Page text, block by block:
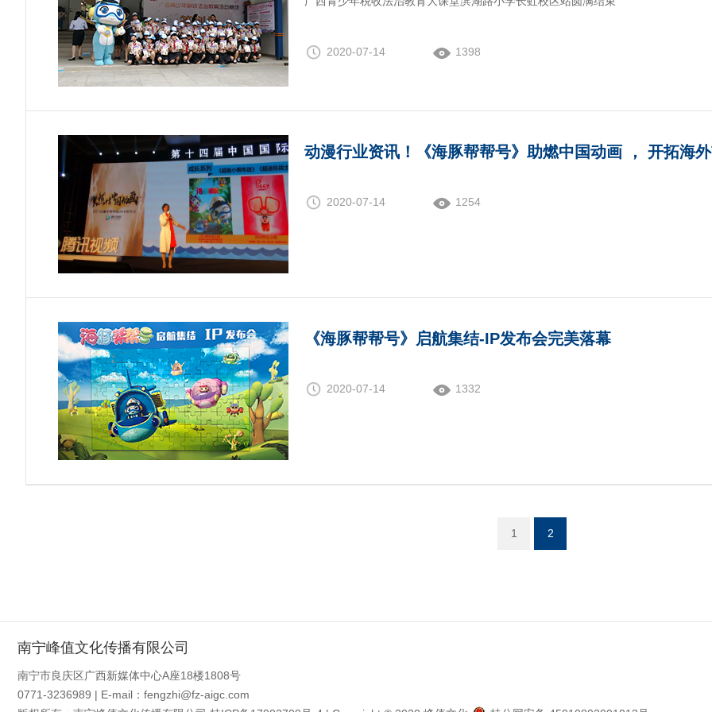
2020-07-14 1398
动漫行业资讯！《海豚帮帮号》助燃中国动画 ， 开拓海
2020-07-14 1254
《海豚帮帮号》启航集结-IP发布会完美落幕
2020-07-14 1332
1 2
南宁峰值文化传播有限公司
南宁市良庆区广西新媒体中心A座18楼1808号
0771-3236989 | E-mail：fengzhi@fz-aigc.com